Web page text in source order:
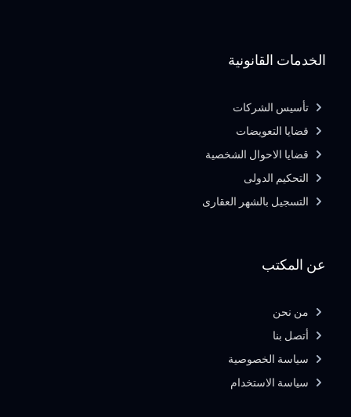
عن المكتب
من نحن
أتصل بنا
سياسة الخصوصية
سياسة الاستخدام
الخدمات القانونية
تأسيس الشركات
قضايا التعويضات
قضايا الاحوال الشخصية
التحكيم الدولى
التسجيل بالشهر العقارى